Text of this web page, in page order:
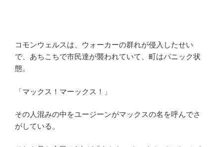
コモンウェルスは、ウォーカーの群れが侵入したせい
で、あちこちで市民達が襲われていて、町はパニック状
態。
「マックス！マーックス！」
その人混みの中をユージーンがマックスの名を呼んでさ
がしている。